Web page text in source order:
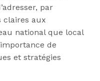
par
claires aux
national que local
de
et stratégies